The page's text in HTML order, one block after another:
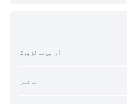
آر بی سالزبرگ
مائنز